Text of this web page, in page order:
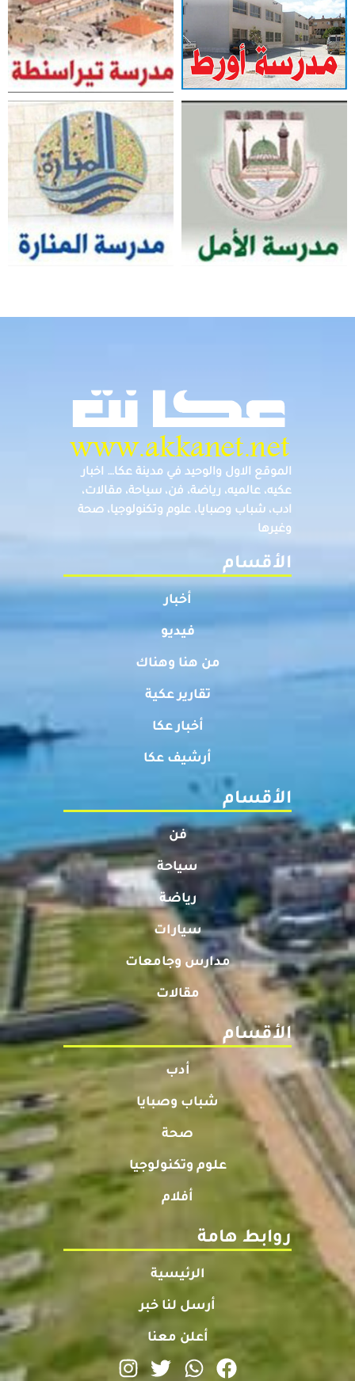
الموقع الاول والوحيد في مدينة عكا… اخبار
عكيه، عالميه، رياضة، فن، سياحة، مقالات،
ادب، شباب وصبايا، علوم وتكنولوجيا، صحة
وغيرها
الأقسام
أخبار
فيديو
من هنا وهناك
تقارير عكية
أخبار عكا
أرشيف عكا
الأقسام
فن
سياحة
رياضة
سيارات
مدارس وجامعات
مقالات
الأقسام
أدب
شباب وصبايا
صحة
علوم وتكنولوجيا
أفلام
روابط هامة
الرئيسية
أرسل لنا خبر
أعلن معنا